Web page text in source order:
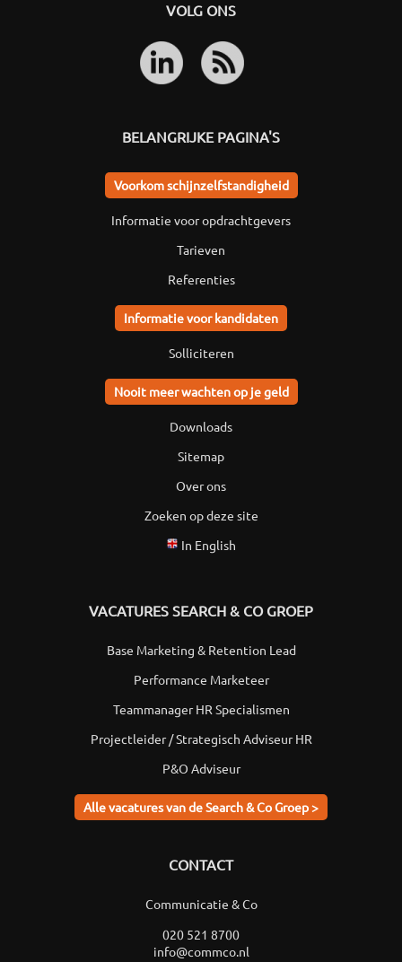
VOLG ONS
BELANGRIJKE PAGINA'S
Voorkom schijnzelfstandigheid
Informatie voor opdrachtgevers
Tarieven
Referenties
Informatie voor kandidaten
Solliciteren
Nooit meer wachten op je geld
Downloads
Sitemap
Over ons
Zoeken op deze site
In English
VACATURES SEARCH & CO GROEP
Base Marketing & Retention Lead
Performance Marketeer
Teammanager HR Specialismen
Projectleider / Strategisch Adviseur HR
P&O Adviseur
Alle vacatures van de Search & Co Groep >
CONTACT
Communicatie & Co
020 521 8700
info@commco.nl